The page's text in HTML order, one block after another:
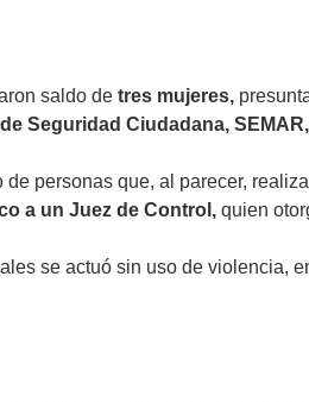
saldo de tres mujeres,
Seguridad Ciudadana,
de personas que, al parecer,
a un Juez de Control, quien
se actuó sin uso de violencia,